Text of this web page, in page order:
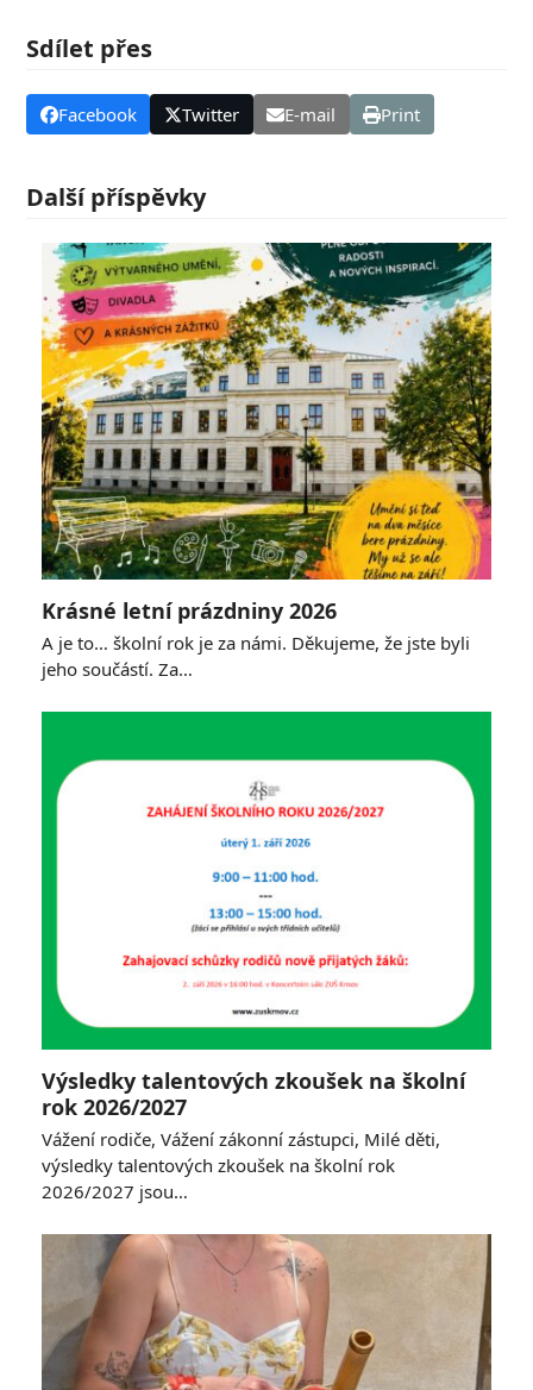
Sdílet přes
Facebook Twitter E-mail Print
Další příspěvky
Krásné letní prázdniny 2026
A je to… školní rok je za námi. Děkujeme, že jste byli
jeho součástí. Za…
Výsledky talentových zkoušek na školní
rok 2026/2027
Vážení rodiče, Vážení zákonní zástupci, Milé děti,
výsledky talentových zkoušek na školní rok
2026/2027 jsou…